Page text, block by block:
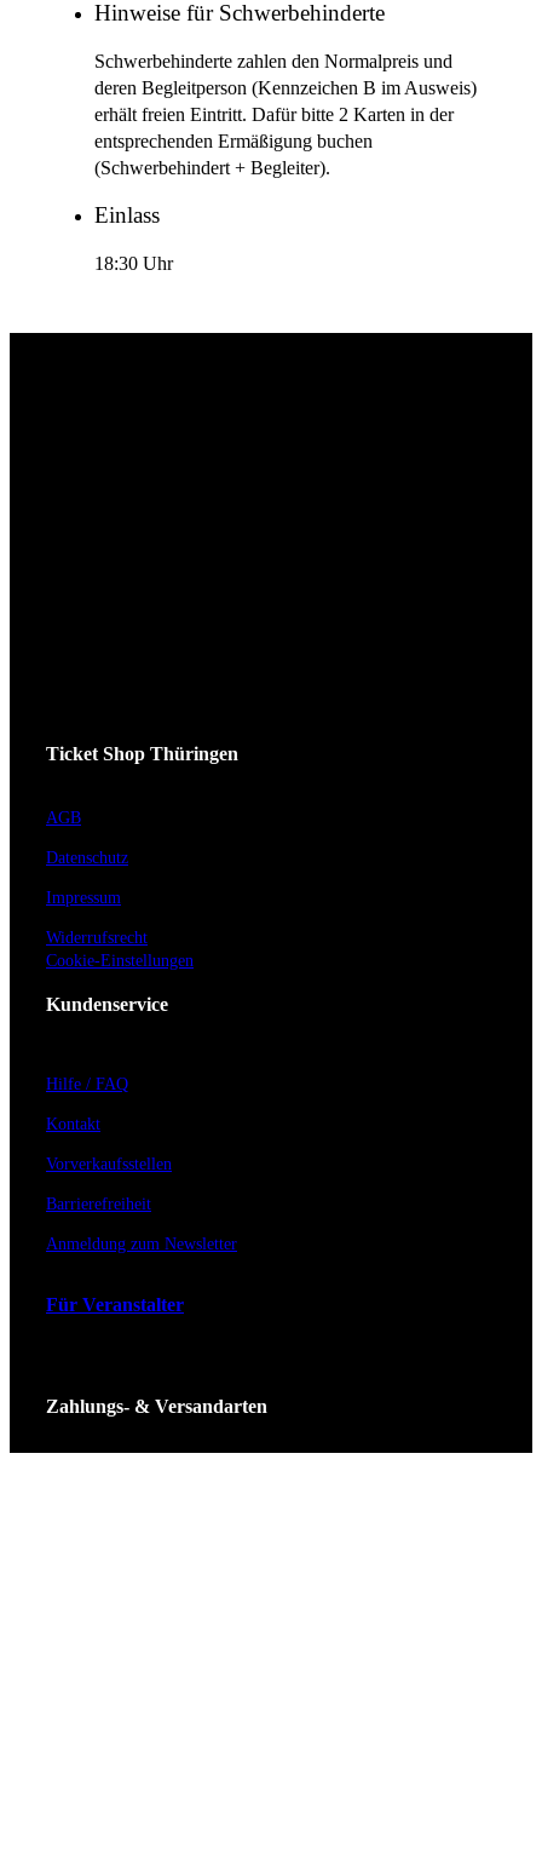
Hinweise für Schwerbehinderte
Schwerbehinderte zahlen den Normalpreis und
deren Begleitperson (Kennzeichen B im Ausweis)
erhält freien Eintritt. Dafür bitte 2 Karten in der
entsprechenden Ermäßigung buchen
(Schwerbehindert + Begleiter).
Einlass
18:30 Uhr
Ticket Shop Thüringen
AGB
Datenschutz
Impressum
Widerrufsrecht
Cookie-Einstellungen
Kundenservice
Hilfe / FAQ
Kontakt
Vorverkaufsstellen
Barrierefreiheit
Anmeldung zum Newsletter
Für Veranstalter
Zahlungs- & Versandarten